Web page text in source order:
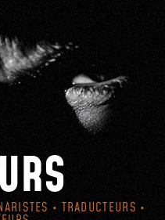
• TRADUCTEURS •